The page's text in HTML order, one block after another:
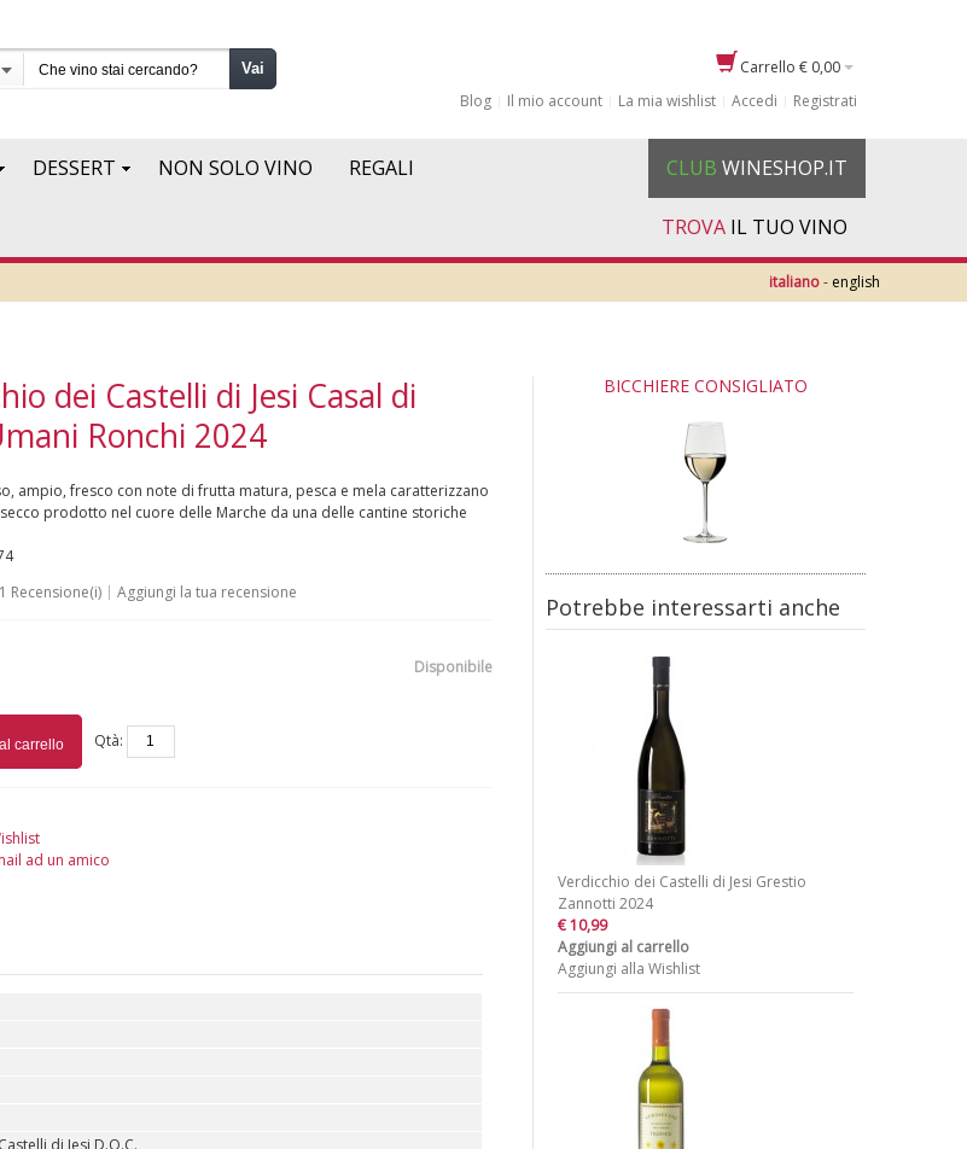
Vai Carrello € 0,00
Blog
Il mio account La mia wishlist Accedi Registrati
DESSERT NON SOLO VINO REGALI CLUB WINESHOP.IT
TROVA IL TUO VINO
- english
italiano
dei Castelli di Jesi Casal di
Ronchi 2024
ampio, fresco con note di frutta matura, pesca e mela caratterizzano
prodotto nel cuore delle Marche da una delle cantine storiche
Recensione(i) Aggiungi la tua recensione
Disponibile
carrello Qtà:
ad un amico
di Jesi D.O.C.
BICCHIERE CONSIGLIATO
Potrebbe interessarti anche
Verdicchio dei Castelli di Jesi Grestio
Zannotti 2024
€ 10,99
Aggiungi al carrello
Aggiungi alla Wishlist